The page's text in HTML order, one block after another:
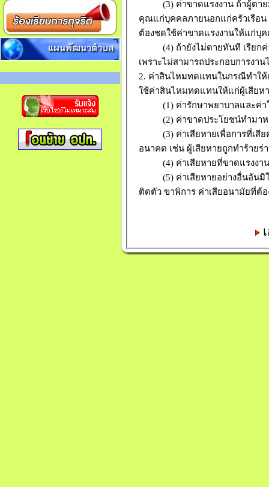
แผนพัฒนาตำบล
(3) ค่าขาดแรงงาน ถ้าผู้ตายมี
คุณแก่บุคคลภายนอกแก่ครัวเรือน
ต้องชดใช้ค่าขาดแรงงานให้แก่บุ
(4) ถ้ายังไม่ตายทันที เรียกค่า
เพราะไม่สามารถประกอบการงา
2. ค่าสินไหมทดแทนในกรณีทำให้
ใช้ค่าสินไหมทดแทนให้แก่ผู้เสียห
(1) ค่ารักษาพยาบาลและค่าใ
(2) ค่าขาดประโยชน์ทำมาหา
(3) ค่าเสียหายเพื่อการที่เสียค
อนาคต เช่น ผู้เสียหายถูกทำร้าย
(4) ค่าเสียหายที่ขาดแรงงาน
(5) ค่าเสียหายอย่างอื่นอันมิใ
ติดตัว ขาพิการ ค่าเสียอนามัยที่ต้